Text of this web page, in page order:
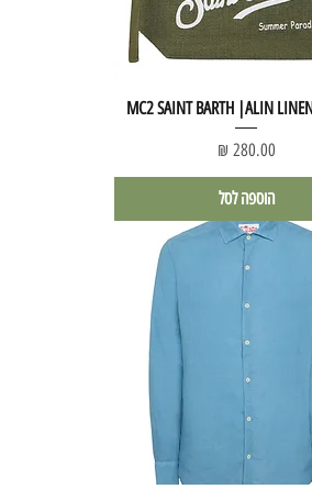
MC2 SAINT BARTH |ALIN
מחיר
הוספה לסל